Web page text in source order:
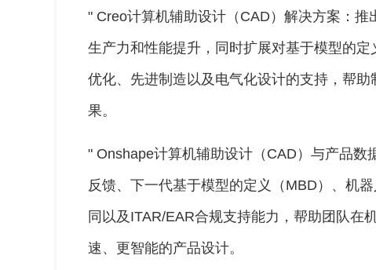
" Creo计算机辅助设计（CAD）解决方案：
生产力和性能提升，同时扩展对基于模型的
优化、先进制造以及电气化设计的支持，帮
果。
" Onshape计算机辅助设计（CAD）与产品数
反馈、下一代基于模型的定义（MBD）、机
同以及ITAR/EAR合规支持能力，帮助团队在
速、更智能的产品设计。